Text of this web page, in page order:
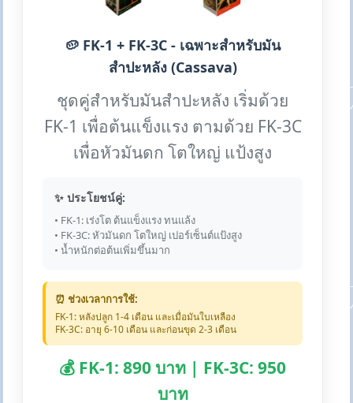
🥔 FK-1 + FK-3C - เฉพาะสำหรับมัน
สำปะหลัง (Cassava)
ชุดคู่สำหรับมันสำปะหลัง เริ่มด้วย
FK-1 เพื่อต้นแข็งแรง ตามด้วย FK-3C
เพื่อหัวมันดก โตใหญ่ แป้งสูง
✨ ประโยชน์คู่:
• FK-1: เร่งโต ต้นแข็งแรง ทนแล้ง
• FK-3C: หัวมันดก โตใหญ่ เปอร์เซ็นต์แป้งสูง
• น้ำหนักต่อต้นเพิ่มขึ้นมาก
⏰ ช่วงเวลาการใช้:
FK-1: หลังปลูก 1-4 เดือน และเมื่อมันใบเหลือง
FK-3C: อายุ 6-10 เดือน และก่อนขุด 2-3 เดือน
💰 FK-1: 890 บาท | FK-3C: 950
บาท